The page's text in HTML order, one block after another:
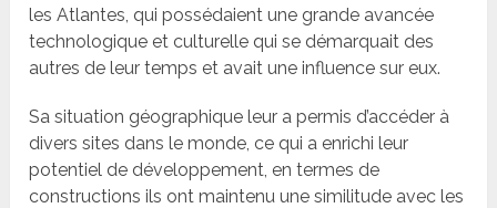
les Atlantes, qui possédaient une grande avancée
technologique et culturelle qui se démarquait des
autres de leur temps et avait une influence sur eux.
Sa situation géographique leur a permis d’accéder à
divers sites dans le monde, ce qui a enrichi leur
potentiel de développement, en termes de
constructions ils ont maintenu une similitude avec les